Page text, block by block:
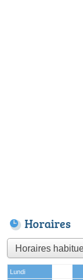
Horaires
Lundi